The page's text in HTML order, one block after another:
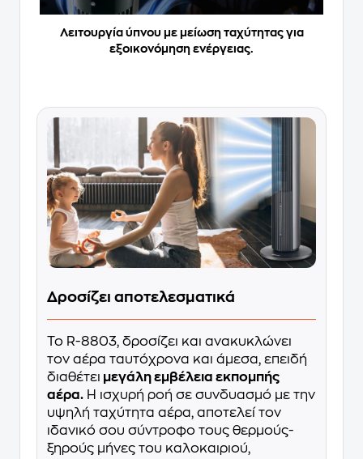
Λειτουργία ύπνου με μείωση ταχύτητας για
εξοικονόμηση ενέργειας.
Δροσίζει αποτελεσματικά
Το R-8803, δροσίζει και ανακυκλώνει
τον αέρα ταυτόχρονα και άμεσα, επειδή
διαθέτει μεγάλη εμβέλεια εκπομπής
αέρα. Η ισχυρή ροή σε συνδυασμό με την
υψηλή ταχύτητα αέρα, αποτελεί τον
ιδανικό σου σύντροφο τους θερμούς-
ξηρούς μήνες του καλοκαιριού,